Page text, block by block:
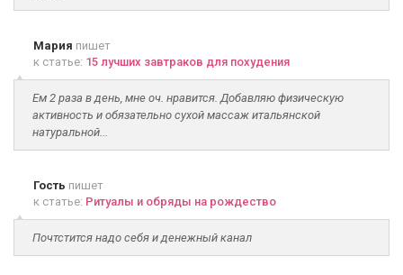
Мария пишет
к статье: 15 лучших завтраков для похудения
Ем 2 раза в день, мне оч. нравится. Добавляю физическую
активность и обязательно сухой массаж итальянской
натуральной...
Гость пишет
к статье: Ритуалы и обряды на рождество
Почтстится надо себя и денежный канал